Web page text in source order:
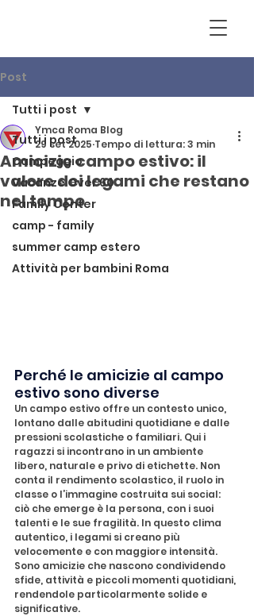
Post
Tutti i post
Campeggio
Vacanze Over 60
Family Center
camp - family
summer camp estero
Attività per bambini Roma
Tutti i post
Amicizie campo estivo: il
valore dei legami che restano
nel tempo
Ymca Roma Blog
29 set 2025 Tempo di lettura: 3 min
Perché le amicizie al campo
estivo sono diverse
Un campo estivo offre un contesto unico,
lontano dalle abitudini quotidiane e dalle
pressioni scolastiche o familiari. Qui i
ragazzi si incontrano in un ambiente
libero, naturale e privo di etichette. Non
conta il rendimento scolastico, il ruolo in
classe o l’immagine costruita sui social:
ciò che emerge è la persona, con i suoi
talenti e le sue fragilità. In questo clima
autentico, i legami si creano più
velocemente e con maggiore intensità.
Sono amicizie che nascono condividendo
sfide, attività e piccoli momenti quotidiani,
rendendole particolarmente solide e
significative.